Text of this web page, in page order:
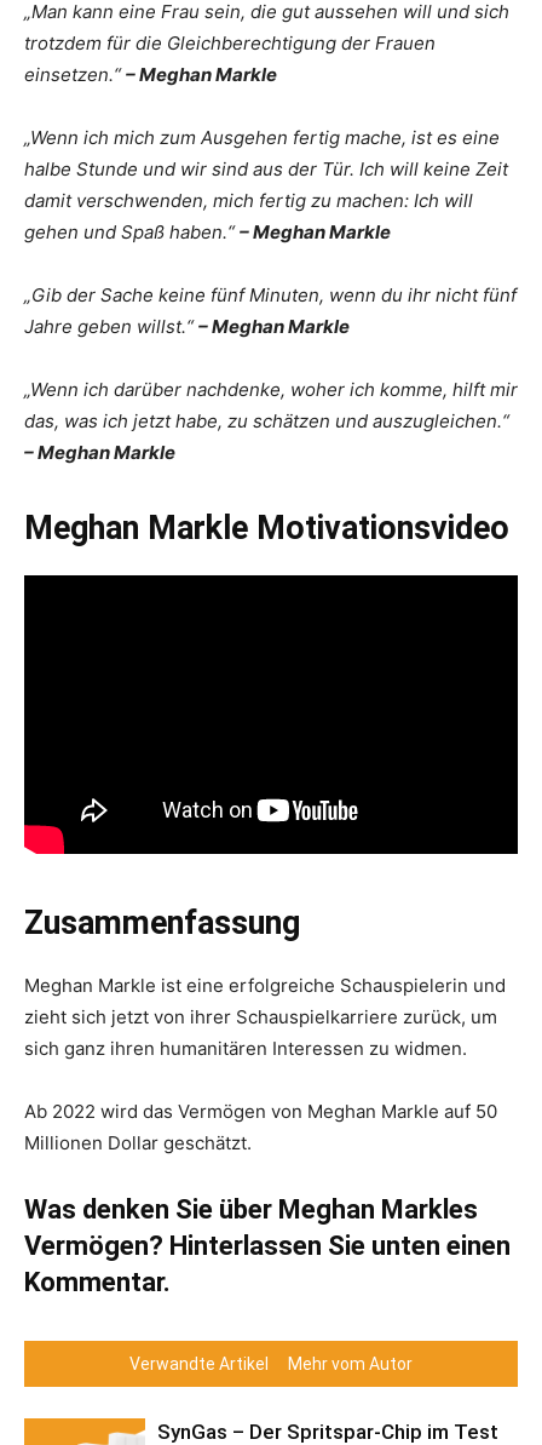
„Man kann eine Frau sein, die gut aussehen will und sich
trotzdem für die Gleichberechtigung der Frauen
einsetzen.“– Meghan Markle
„Wenn ich mich zum Ausgehen fertig mache, ist es eine
halbe Stunde und wir sind aus der Tür. Ich will keine Zeit
damit verschwenden, mich fertig zu machen: Ich will
gehen und Spaß haben.“– Meghan Markle
„Gib der Sache keine fünf Minuten, wenn du ihr nicht fünf
Jahre geben willst.“– Meghan Markle
„Wenn ich darüber nachdenke, woher ich komme, hilft mir
das, was ich jetzt habe, zu schätzen und auszugleichen.“
– Meghan Markle
Meghan Markle Motivationsvideo
Zusammenfassung
Meghan Markle ist eine erfolgreiche Schauspielerin und
zieht sich jetzt von ihrer Schauspielkarriere zurück, um
sich ganz ihren humanitären Interessen zu widmen.
Ab 2022 wird das Vermögen von Meghan Markle auf 50
Millionen Dollar geschätzt.
Was denken Sie über Meghan Markles
Vermögen? Hinterlassen Sie unten einen
Kommentar.
Verwandte Artikel Mehr vom Autor
SynGas – Der Spritspar-Chip im Test